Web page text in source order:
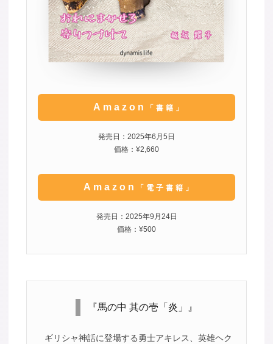
Amazon 「書籍」
発売日：2025年6月5日
価格：¥2,660
Amazon 「電子書籍」
発売日：2025年9月24日
価格：¥500
『馬の中 其の壱「炎」』
ギリシャ神話に登場する勇士アキレス、英雄ヘク